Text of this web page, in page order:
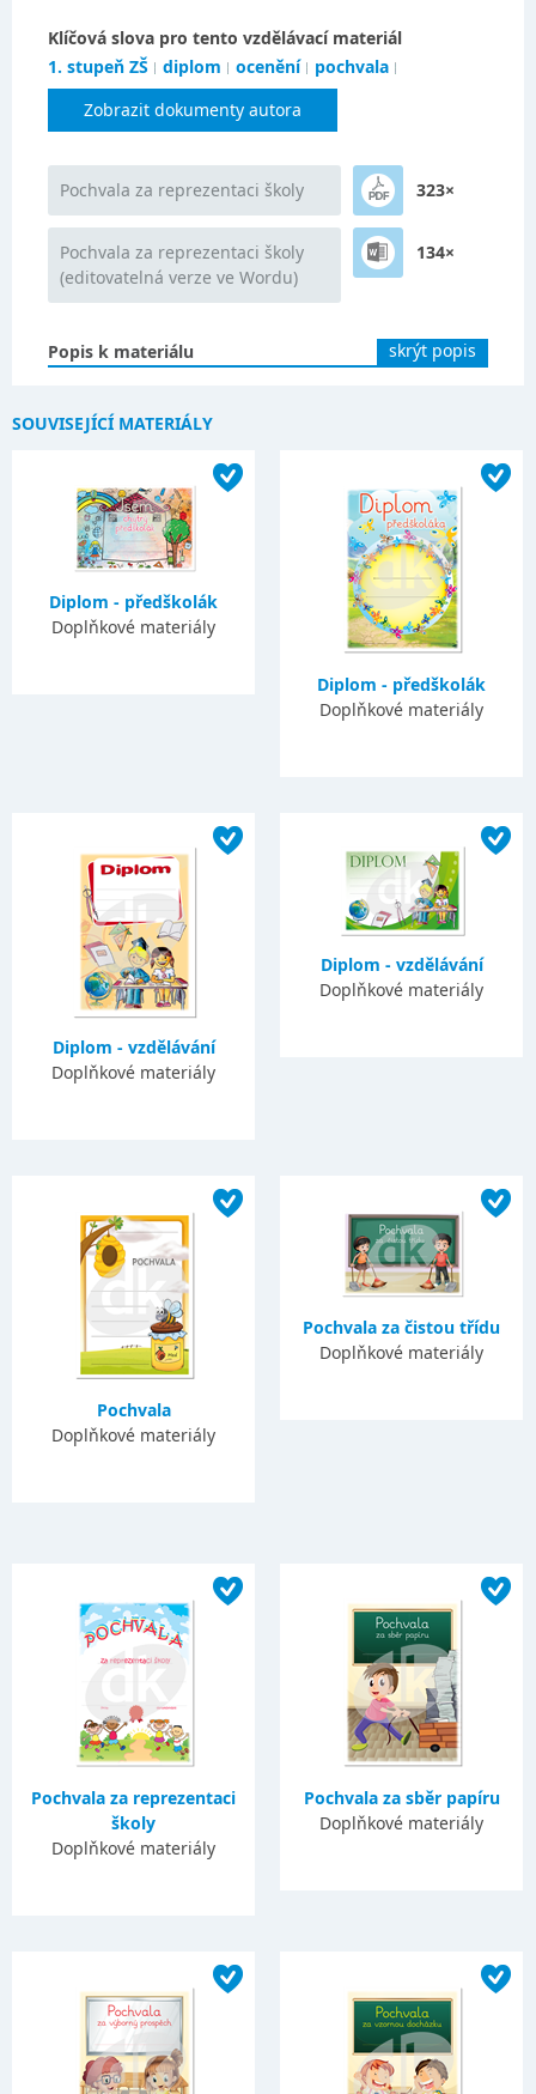
Klíčová slova pro tento vzdělávací materiál
1. stupeň ZŠ
diplom ocenění
pochvala
Zobrazit dokumenty autora
Pochvala za reprezentaci školy 323×
Pochvala za reprezentaci školy
(editovatelná verze ve Wordu)
134×
Popis k materiálu skrýt popis
SOUVISEJÍCÍ MATERIÁLY
Diplom - předškolák
Doplňkové materiály
Diplom - předškolák
Doplňkové materiály
Diplom - vzdělávání
Doplňkové materiály
Diplom - vzdělávání
Doplňkové materiály
Pochvala
Doplňkové materiály
Pochvala za čistou třídu
Doplňkové materiály
Pochvala za reprezentaci
školy
Doplňkové materiály
Pochvala za sběr papíru
Doplňkové materiály